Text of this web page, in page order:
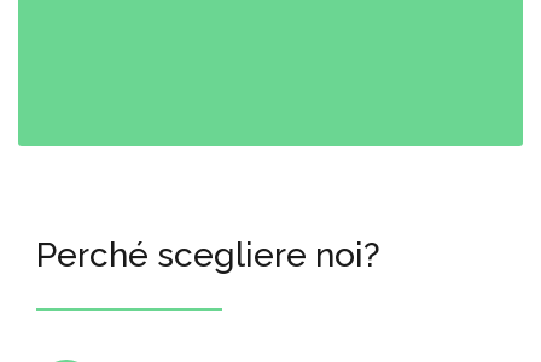
Perché scegliere noi?